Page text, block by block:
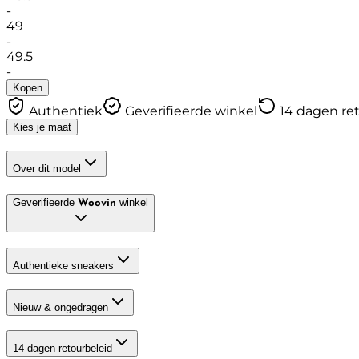
-
49
-
49.5
-
Kopen
Authentiek Geverifieerde winkel 14 dagen
Kies je maat
Over dit model
Geverifieerde Woovin winkel
Authentieke sneakers
Nieuw & ongedragen
14-dagen retourbeleid